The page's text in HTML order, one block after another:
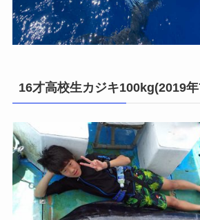
16才高校生カジキ100kg(2019